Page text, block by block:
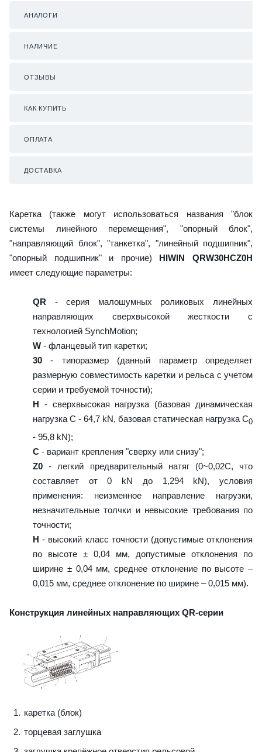
АНАЛОГИ
НАЛИЧИЕ
ОТЗЫВЫ
КАК КУПИТЬ
ОПЛАТА
ДОСТАВКА
Каретка (также могут использоваться названия "блок
системы линейного перемещения", "опорный блок",
"направляющий блок", "танкетка", "линейный подшипник",
"опорный подшипник" и прочие) HIWIN QRW30HCZ0H
имеет следующие параметры:
QR - серия малошумных роликовых линейных
направляющих сверхвысокой жесткости с
технологией SynchMotion;
W - фланцевый тип каретки;
30 - типоразмер (данный параметр определяет
размерную совместимость каретки и рельса с учетом
серии и требуемой точности);
H - сверхвысокая нагрузка (базовая динамическая
нагрузка C - 64,7 kN, базовая статическая нагрузка С0
- 95,8 kN);
C - вариант крепления "сверху или снизу";
Z0 - легкий предварительный натяг (0~0,02C, что
составляет от 0 kN до 1,294 kN), условия
применения: неизменное направление нагрузки,
незначительные толчки и невысокие требования по
точности;
H - высокий класс точности (допустимые отклонения
по высоте ± 0,04 мм, допустимые отклонения по
ширине ± 0,04 мм, среднее отклонение по высоте –
0,015 мм, среднее отклонение по ширине – 0,015 мм).
Конструкция линейных направляющих QR-серии
каретка (блок)
торцевая заглушка